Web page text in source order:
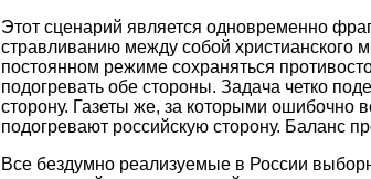
Этот сценарий является одновременно
стравливанию между собой
постоянном режиме сохраняться
подогревать обе стороны. Задача четко
сторону. Газеты же, за которыми ошибочно
подогревают российскую сторону. Баланс
Все бездумно реализуемые в России